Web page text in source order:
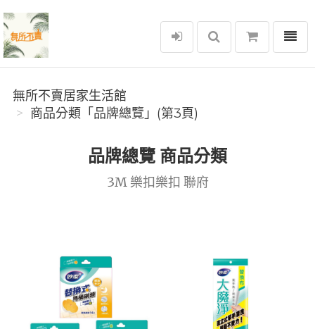
無所不賣居家生活館
選單
無所不賣居家生活館
商品分類「品牌總覽」(第3頁)
品牌總覽 商品分類
3M 樂扣樂扣 聯府